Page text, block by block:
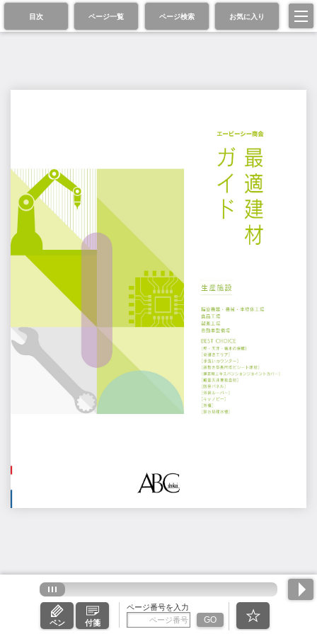
目次 ページ一覧 ページ検索 お気に入り
ペン 付箋
ページ番号を入力
GO